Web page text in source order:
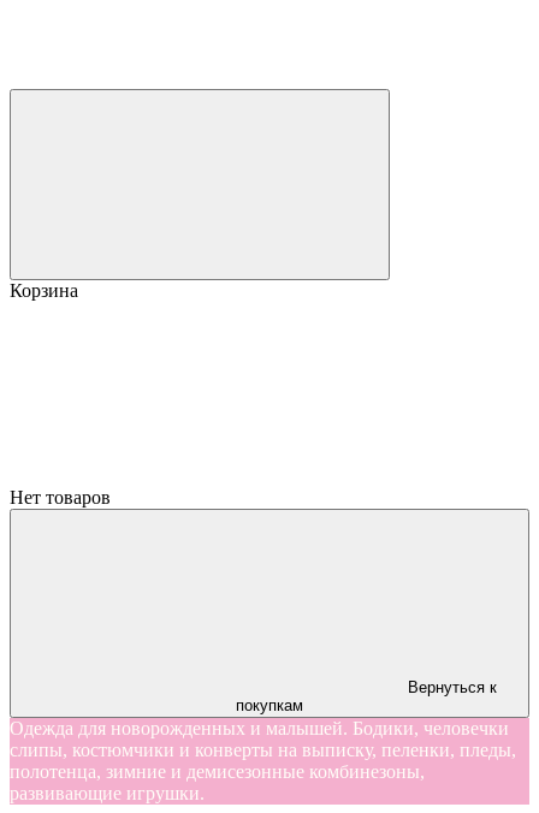
Корзина
Нет товаров
Вернуться к
покупкам
Одежда для новорожденных и малышей. Бодики, человечки
слипы, костюмчики и конверты на выписку, пеленки, пледы,
полотенца, зимние и демисезонные комбинезоны,
развивающие игрушки.